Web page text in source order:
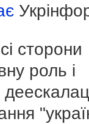
сторони
роль і